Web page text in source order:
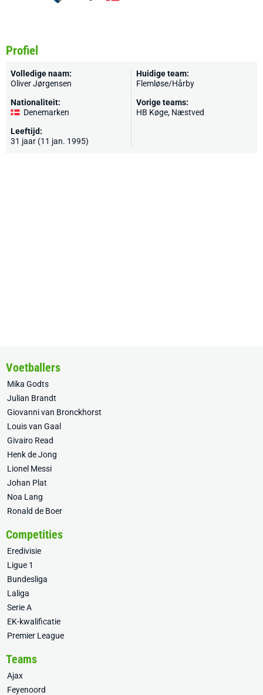
Profiel
Volledige naam:
Oliver Jørgensen
Nationaliteit:
Denemarken
Leeftijd:
31 jaar (11 jan. 1995)
Huidige team:
Flemløse/Hårby
Vorige teams:
HB Køge, Næstved
Voetballers
Mika Godts
Julian Brandt
Giovanni van Bronckhorst
Louis van Gaal
Givairo Read
Henk de Jong
Lionel Messi
Johan Plat
Noa Lang
Ronald de Boer
Competities
Eredivisie
Ligue 1
Bundesliga
Laliga
Serie A
EK-kwalificatie
Premier League
Teams
Ajax
Feyenoord